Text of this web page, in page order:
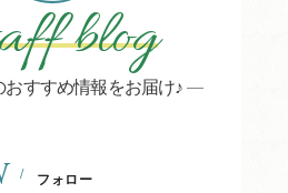
blog
おすすめ情報をお届け♪
フォロー